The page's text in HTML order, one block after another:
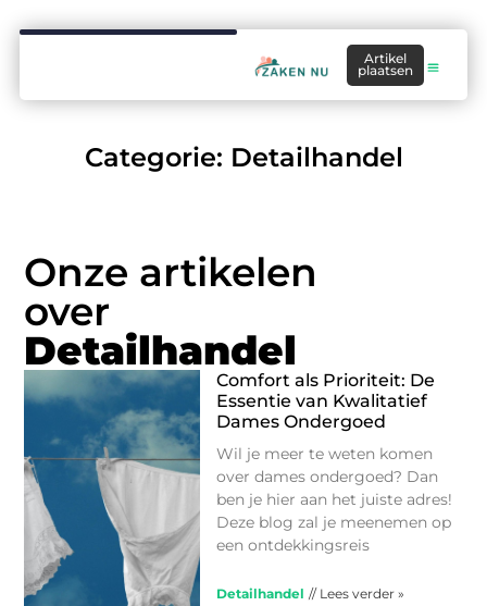
Artikel
plaatsen
Categorie: Detailhandel
Onze artikelen
over
Detailhandel
Comfort als Prioriteit: De
Essentie van Kwalitatief
Dames Ondergoed
Wil je meer te weten komen
over dames ondergoed? Dan
ben je hier aan het juiste adres!
Deze blog zal je meenemen op
een ontdekkingsreis
Detailhandel // Lees verder »